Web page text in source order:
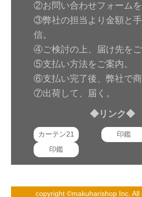
②お問い合わせフォームを
③弊社の担当より金額と
信。
④ご検討の上、届け先をご
⑤支払い方法をご案内。
⑥支払い完了後、弊社で商
⑦出荷して、届く。
◆リンク◆
カーテン21
印鑑
印鑑
copyright ©makuharishop Inc. All